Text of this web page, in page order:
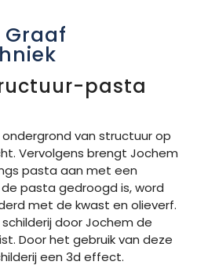
pasta
van structuur op
Vervolgens brengt Jochem
pasta aan met een
pasta gedroogd is, word
met de kwast en olieverf.
door Jochem de
Door het gebruik van deze
een 3d effect.